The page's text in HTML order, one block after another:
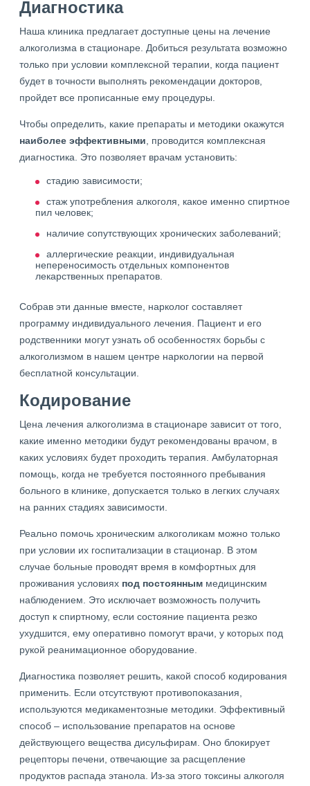
Диагностика
Наша клиника предлагает доступные цены на лечение
алкоголизма в стационаре. Добиться результата возможно
только при условии комплексной терапии, когда пациент
будет в точности выполнять рекомендации докторов,
пройдет все прописанные ему процедуры.
Чтобы определить, какие препараты и методики окажутся
наиболее эффективными , проводится комплексная
диагностика. Это позволяет врачам установить:
стадию зависимости;
стаж употребления алкоголя, какое именно спиртное
пил человек;
наличие сопутствующих хронических заболеваний;
аллергические реакции, индивидуальная
непереносимость отдельных компонентов
лекарственных препаратов.
Собрав эти данные вместе, нарколог составляет
программу индивидуального лечения. Пациент и его
родственники могут узнать об особенностях борьбы с
алкоголизмом в нашем центре наркологии на первой
бесплатной консультации.
Кодирование
Цена лечения алкоголизма в стационаре зависит от того,
какие именно методики будут рекомендованы врачом, в
каких условиях будет проходить терапия. Амбулаторная
помощь, когда не требуется постоянного пребывания
больного в клинике, допускается только в легких случаях
на ранних стадиях зависимости.
Реально помочь хроническим алкоголикам можно только
при условии их госпитализации в стационар. В этом
случае больные проводят время в комфортных для
проживания условиях под постоянным медицинским
наблюдением. Это исключает возможность получить
доступ к спиртному, если состояние пациента резко
ухудшится, ему оперативно помогут врачи, у которых под
рукой реанимационное оборудование.
Диагностика позволяет решить, какой способ кодирования
применить. Если отсутствуют противопоказания,
используются медикаментозные методики. Эффективный
способ – использование препаратов на основе
действующего вещества дисульфирам. Оно блокирует
рецепторы печени, отвечающие за расщепление
продуктов распада этанола. Из-за этого токсины алкоголя